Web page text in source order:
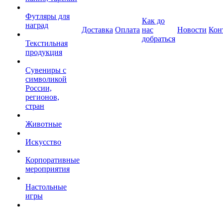
Футляры для
наград
Текстильная
продукция
Сувениры с
символикой
России,
регионов,
стран
Животные
Искусство
Корпоративные
мероприятия
Настольные
игры
Доставка Оплата
Как до
нас
добраться
Новости